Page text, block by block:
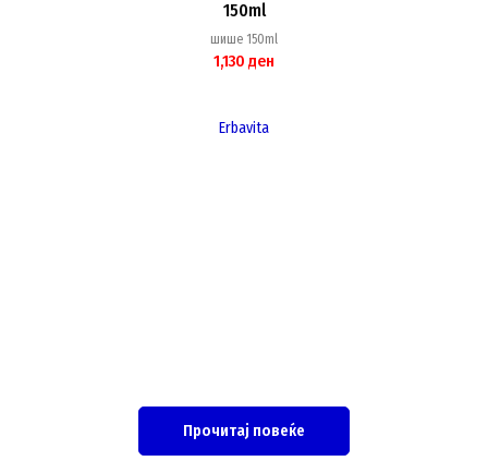
150ml
шише 150ml
1,130 ден
Erbavita
Прочитај повеќе